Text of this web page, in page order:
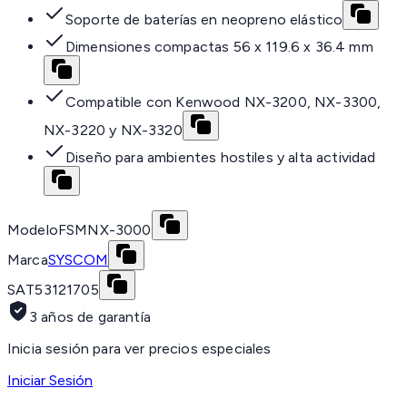
Soporte de baterías en neopreno elástico
Dimensiones compactas 56 x 119.6 x 36.4 mm
Compatible con Kenwood NX-3200, NX-3300,
NX-3220 y NX-3320
Diseño para ambientes hostiles y alta actividad
ModeloFSMNX-3000
MarcaSYSCOM
SAT53121705
3 años de garantía
Inicia sesión para ver precios especiales
Iniciar Sesión